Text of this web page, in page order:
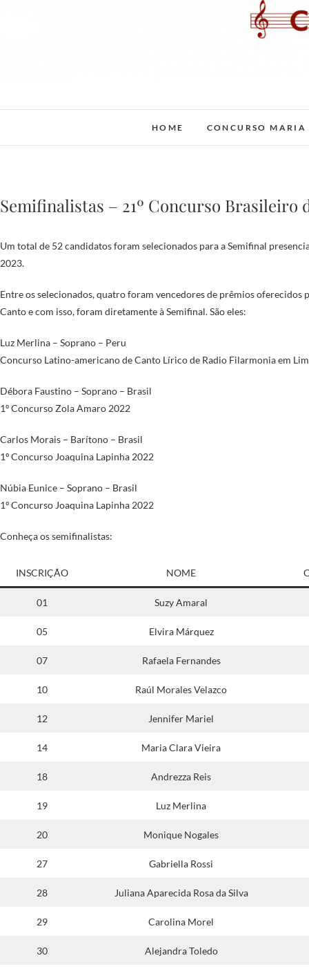
Cia
HOME CONCURSO MARIA
Semifinalistas – 21º Concurso Brasileiro
Um total de 52 candidatos foram selecionados para a Semifinal
2023.
Entre os selecionados, quatro foram vencedores de prêmios oferecidos
Canto e com isso, foram diretamente à Semifinal. São eles:
Luz Merlina – Soprano – Peru
Concurso Latino-americano de Canto Lírico de Radio Filarmonia em
Débora Faustino – Soprano – Brasil
1º Concurso Zola Amaro 2022
Carlos Morais – Barítono – Brasil
1º Concurso Joaquina Lapinha 2022
Núbia Eunice – Soprano – Brasil
1º Concurso Joaquina Lapinha 2022
Conheça os semifinalistas:
INSCRIÇÃO NOME
01 Suzy Amaral
05 Elvira Márquez
07 Rafaela Fernandes
10 Raúl Morales Velazco
12 Jennifer Mariel
14 Maria Clara Vieira
18 Andrezza Reis
19 Luz Merlina
20 Monique Nogales
27 Gabriella Rossi
28 Juliana Aparecida Rosa da Silva
29 Carolina Morel
30 Alejandra Toledo